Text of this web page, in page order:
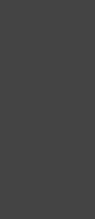
kraven (kan
vindfang